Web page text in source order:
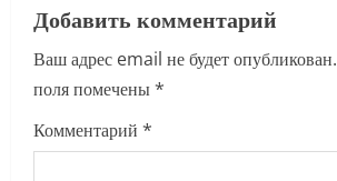
v
i
g
Добавить комментарий
Ваш адрес email не будет опубликован.
поля помечены*
Комментарий *